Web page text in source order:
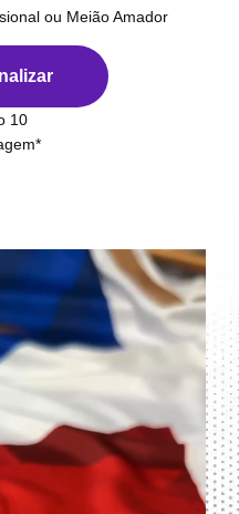
ou Meião Amador
10